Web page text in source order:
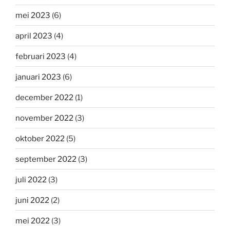
mei 2023 (6)
april 2023 (4)
februari 2023 (4)
januari 2023 (6)
december 2022 (1)
november 2022 (3)
oktober 2022 (5)
september 2022 (3)
juli 2022 (3)
juni 2022 (2)
mei 2022 (3)